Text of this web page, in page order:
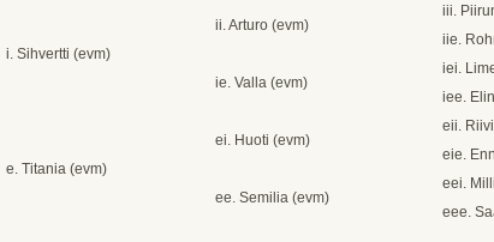
i. Sihvertti (evm)
ii. Arturo (evm)
iii.
iie.
ie. Valla (evm)
iei.
iee.
e. Titania (evm)
ei. Huoti (evm)
eii.
eie.
ee. Semilia (evm)
eei.
eee.